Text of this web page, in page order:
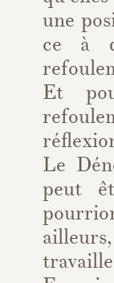
une
ce à
Et
Le
peut